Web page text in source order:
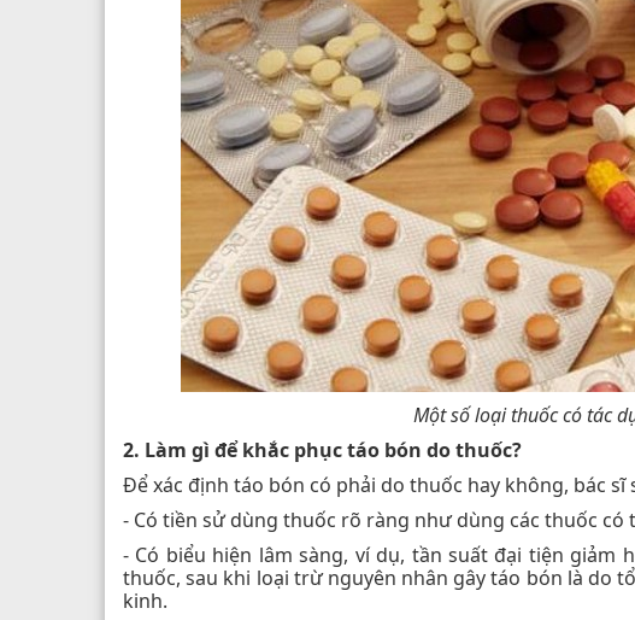
Một số loại thuốc có tác
2. Làm gì để khắc phục táo bón do thuốc?
Để xác định táo bón có phải do thuốc hay không, bác sĩ
- Có tiền sử dùng thuốc rõ ràng như dùng các thuốc có
- Có biểu hiện lâm sàng, ví dụ, tần suất đại tiện
thuốc, sau khi loại trừ nguyên nhân gây táo bón là do
kinh.